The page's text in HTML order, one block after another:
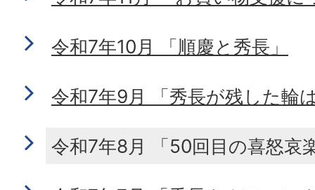
令和7年10月 「順慶と秀長」
令和7年9月 「秀長が残した輪
令和7年8月 「50回目の喜怒哀